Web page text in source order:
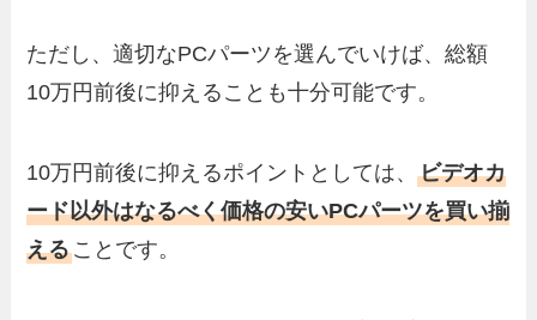
ただし、適切なPCパーツを選んでいけば、総額
10万円前後に抑えることも十分可能です。
10万円前後に抑えるポイントとしては、ビデオカ
ード以外はなるべく価格の安いPCパーツを買い揃
えることです。